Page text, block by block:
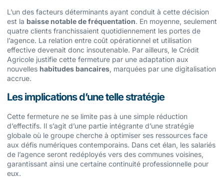
L’un des facteurs déterminants ayant conduit à cette décision
est la baisse notable de fréquentation. En moyenne, seulement
quatre clients franchissaient quotidiennement les portes de
l’agence. La relation entre coût opérationnel et utilisation
effective devenait donc insoutenable. Par ailleurs, le Crédit
Agricole justifie cette fermeture par une adaptation aux
nouvelles habitudes bancaires, marquées par une digitalisation
accrue.
Les implications d’une telle stratégie
Cette fermeture ne se limite pas à une simple réduction
d’effectifs. Il s’agit d’une partie intégrante d’une stratégie
globale où le groupe cherche à optimiser ses ressources face
aux défis numériques contemporains. Dans cet élan, les salariés
de l’agence seront redéployés vers des communes voisines,
garantissant ainsi une certaine continuité professionnelle pour
eux.